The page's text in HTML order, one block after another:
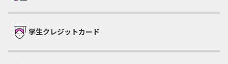
学生クレジットカード